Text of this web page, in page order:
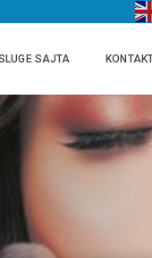
SAJTA